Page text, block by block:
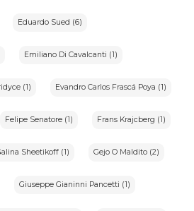
Eduardo Sued (6)
Emiliano Di Cavalcanti (1)
(1) Evandro Carlos Frascá Poya (1)
Felipe Senatore (1) Frans Krajcberg (1)
Sheetikoff (1) Gejo O Maldito (2)
Giuseppe Gianinni Pancetti (1)